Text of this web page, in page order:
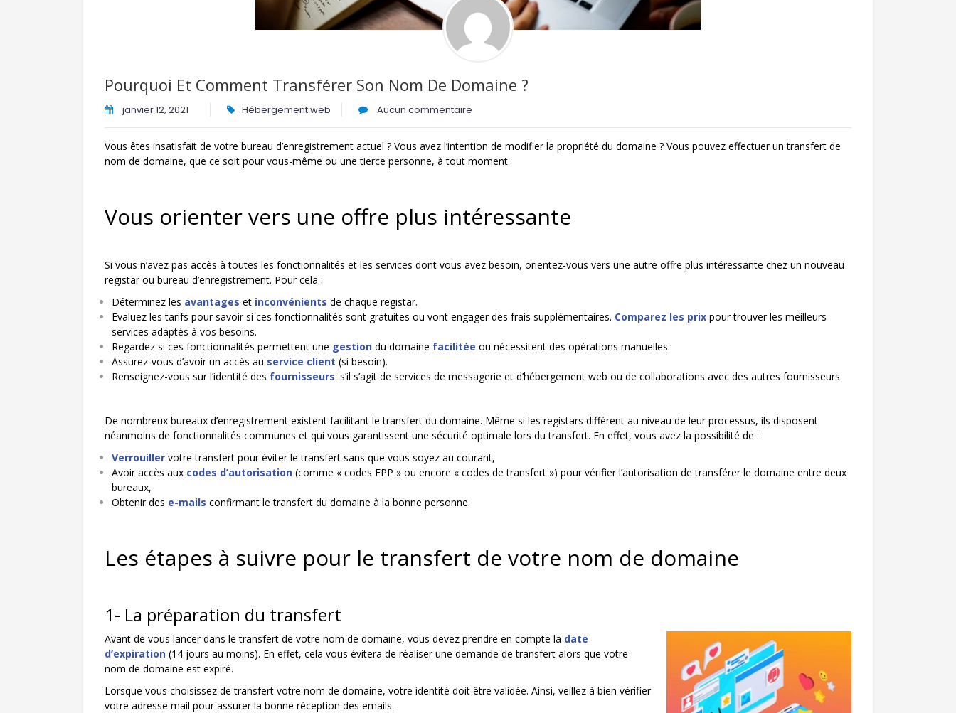
Pourquoi Et Comment Transférer Son Nom De Domaine ?
janvier 12, 2021 Hébergement web Aucun commentaire
Vous êtes insatisfait de votre bureau d’enregistrement actuel ? Vous avez l’intention de modifier la propriété du domaine ? Vous pouvez effectuer un transfert de
nom de domaine, que ce soit pour vous-même ou une tierce personne, à tout moment.
Vous orienter vers une offre plus intéressante
Si vous n’avez pas accès à toutes les fonctionnalités et les services dont vous avez besoin, orientez-vous vers une autre offre plus intéressante chez un nouveau
registar ou bureau d’enregistrement. Pour cela :
Déterminez les avantages et inconvénients de chaque registar.
Evaluez les tarifs pour savoir si ces fonctionnalités sont gratuites ou vont engager des frais supplémentaires. Comparez les prix pour trouver les meilleurs
services adaptés à vos besoins.
Regardez si ces fonctionnalités permettent une gestion du domaine facilitée ou nécessitent des opérations manuelles.
Assurez-vous d’avoir un accès au service client (si besoin).
Renseignez-vous sur l’identité des fournisseurs: s’il s’agit de services de messagerie et d’hébergement web ou de collaborations avec des autres fournisseurs.
De nombreux bureaux d’enregistrement existent facilitant le transfert du domaine. Même si les registars différent au niveau de leur processus, ils disposent
néanmoins de fonctionnalités communes et qui vous garantissent une sécurité optimale lors du transfert. En effet, vous avez la possibilité de :
Verrouiller votre transfert pour éviter le transfert sans que vous soyez au courant,
Avoir accès aux codes d’autorisation (comme « codes EPP » ou encore « codes de transfert ») pour vérifier l’autorisation de transférer le domaine entre deux
bureaux,
Obtenir des e-mails confirmant le transfert du domaine à la bonne personne.
Les étapes à suivre pour le transfert de votre nom de domaine
1- La préparation du transfert
Avant de vous lancer dans le transfert de votre nom de domaine, vous devez prendre en compte la date
d’expiration (14 jours au moins). En effet, cela vous évitera de réaliser une demande de transfert alors que votre
nom de domaine est expiré.
Lorsque vous choisissez de transfert votre nom de domaine, votre identité doit être validée. Ainsi, veillez à bien vérifier
votre adresse mail pour assurer la bonne réception des emails.